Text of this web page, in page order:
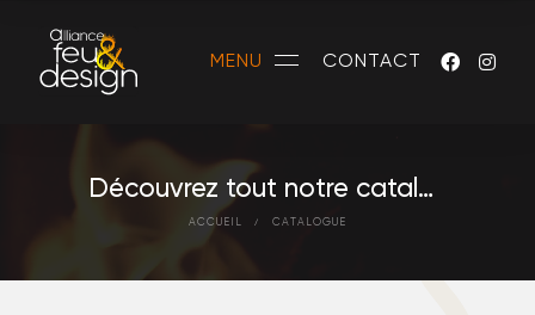
MENU CONTACT
Découvrez tout notre catalogue
ACCUEIL CATALOGUE